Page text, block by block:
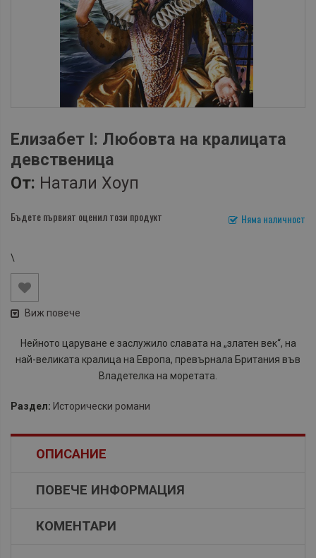
Елизабет І: Любовта на кралицата
девственица
От: Натали Хоуп
Няма наличност
Бъдете първият оценил този продукт
\
Виж повече
Нейното царуване е заслужило славата на „златен век“, на
най-великата кралица на Европа, превърнала Британия във
Владетелка на моретата.
Раздел: Исторически романи
ОПИСАНИЕ
ПОВЕЧЕ ИНФОРМАЦИЯ
КОМЕНТАРИ